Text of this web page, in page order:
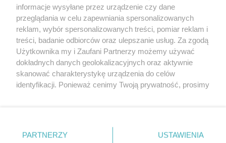
Zapamiętać?
Zaloguj
Zapomniałem hasła
Copyright © 2022 Kurier Szczeciński sp. z o.o.
informacje wysyłane przez urządzenie czy dane
przeglądania w celu zapewniania spersonalizowanych
reklam, wybór spersonalizowanych treści, pomiar reklam i
treści, badanie odbiorców oraz ulepszanie usług. Za zgodą
Użytkownika my i Zaufani Partnerzy możemy używać
dokładnych danych geolokalizacyjnych oraz aktywnie
skanować charakterystykę urządzenia do celów
identyfikacji. Ponieważ cenimy Twoją prywatność, prosimy
prywatności znajdujący się w lewym dolnym rogu strony
. Niektóre rodzaje przetwarzania danych nie wymagają
PARTNERZY USTAWIENIA